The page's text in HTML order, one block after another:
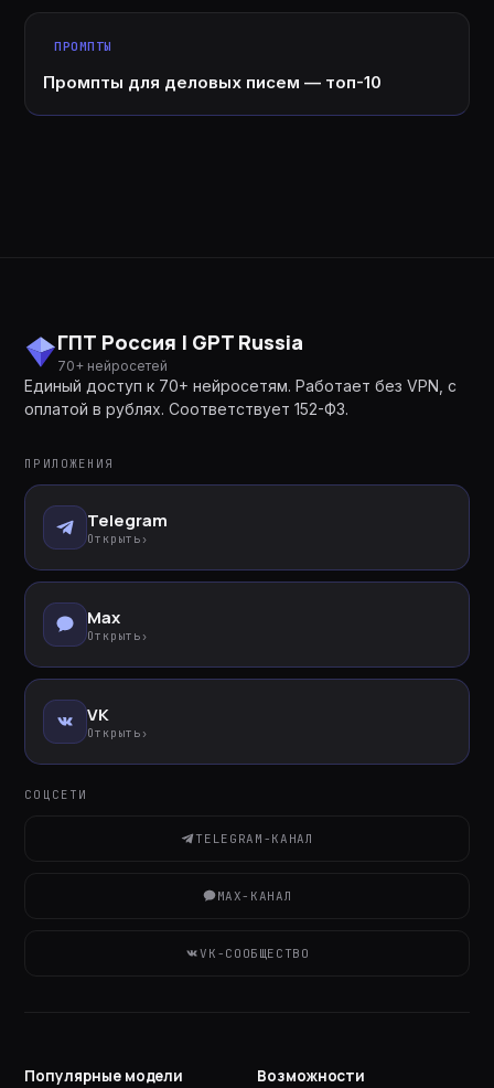
ПРОМПТЫ
Промпты для деловых писем — топ-10
ГПТ Россия | GPT Russia
70+ нейросетей
Единый доступ к 70+ нейросетям. Работает без VPN, с
оплатой в рублях. Соответствует 152-ФЗ.
ПРИЛОЖЕНИЯ
Telegram
Открыть ›
Max
Открыть ›
VK
Открыть ›
СОЦСЕТИ
TELEGRAM-КАНАЛ
MAX-КАНАЛ
VK-СООБЩЕСТВО
Популярные модели Возможности